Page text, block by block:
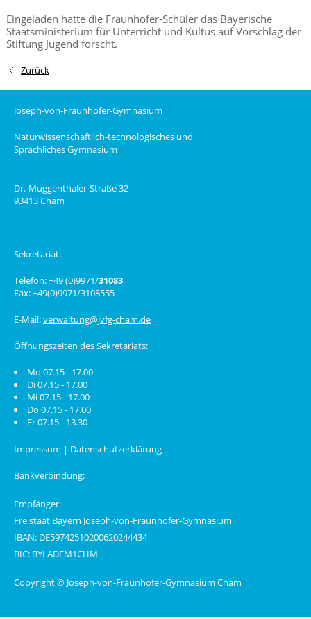
Eingeladen hatte die Fraunhofer-Schüler das Bayerische
Staatsministerium für Unterricht und Kultus auf Vorschlag der
Stiftung Jugend forscht.
Zurück
Joseph-von-Fraunhofer-Gymnasium
Naturwissenschaftlich-technologisches und
Sprachliches Gymnasium
Dr.-Muggenthaler-Straße 32
93413 Cham
Sekretariat:
Telefon: +49 (0)9971/31083
Fax: +49(0)9971/3108555
E-Mail:verwaltung@jvfg-cham.de
Öffnungszeiten des Sekretariats:
Mo 07.15 - 17.00
Di 07.15 - 17.00
Mi 07.15 - 17.00
Do 07.15 - 17.00
Fr 07.15 - 13.30
Impressum | Datenschutzerklärung
Bankverbindung:
Empfänger:
Freistaat Bayern Joseph-von-Fraunhofer-Gymnasium
IBAN: DE59742510200620244434
BIC: BYLADEM1CHM
Copyright © Joseph-von-Fraunhofer-Gymnasium Cham